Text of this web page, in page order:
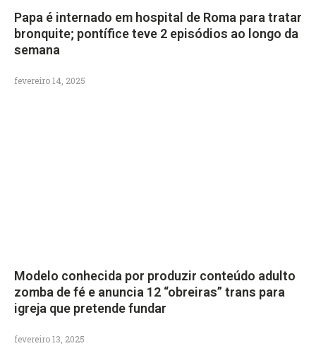
Papa é internado em hospital de Roma para tratar
bronquite; pontífice teve 2 episódios ao longo da
semana
fevereiro 14, 2025
Modelo conhecida por produzir conteúdo adulto
zomba de fé e anuncia 12 “obreiras” trans para
igreja que pretende fundar
fevereiro 13, 2025